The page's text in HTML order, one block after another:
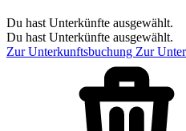
Du hast Unterkünfte ausgewählt.
Du hast Unterkünfte ausgewählt.
Zur Unterkunftsbuchung Zur